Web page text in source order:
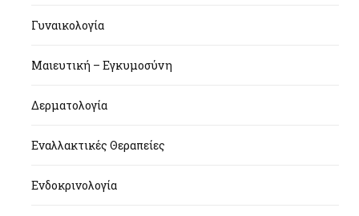
Γυναικολογία
Μαιευτική – Εγκυμοσύνη
Δερματολογία
Εναλλακτικές Θεραπείες
Ενδοκρινολογία